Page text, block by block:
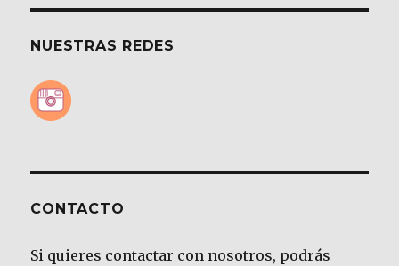
NUESTRAS REDES
CONTACTO
Si quieres contactar con nosotros, podrás